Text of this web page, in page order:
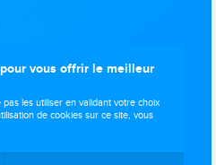
vous offrir le meilleur
les utiliser en validant votre choix
de cookies sur ce site, vous